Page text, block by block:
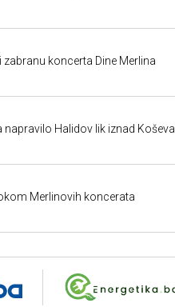
zabranu koncerta Dine Merlina
Halidov lik iznad Koševa
Merlinovih koncerata